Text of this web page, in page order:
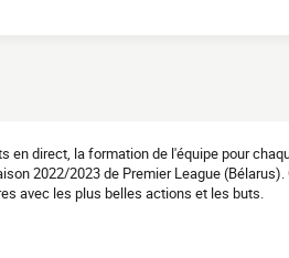
en direct, la formation de l'équipe pour
2022/2023 de Premier League
avec les plus belles actions et les buts.